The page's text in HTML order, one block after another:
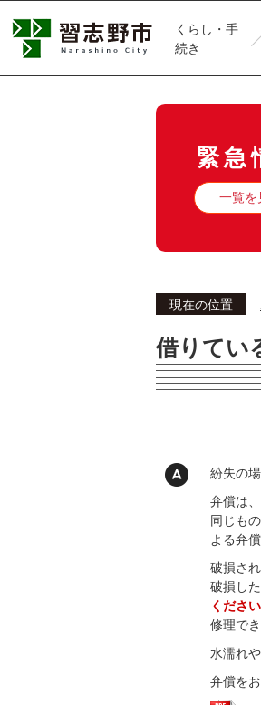
くらし・手
続き
緊急
一覧を
現在の位置
借りてい
紛失の
弁償は
同じも
よる弁
破損さ
破損し
ください
修理で
水濡れ
弁償を